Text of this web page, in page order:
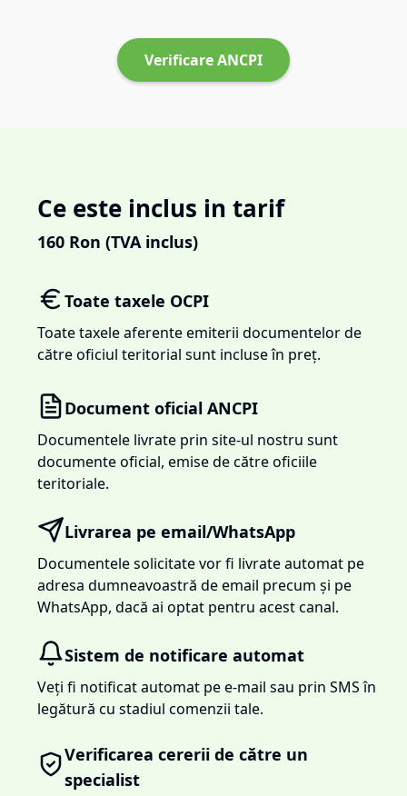
Verificare ANCPI
Ce este inclus in tarif
160 Ron (TVA inclus)
Toate taxele OCPI
Toate taxele aferente emiterii documentelor de
către oficiul teritorial sunt incluse în preț.
Document oficial ANCPI
Documentele livrate prin site-ul nostru sunt
documente oficial, emise de către oficiile
teritoriale.
Livrarea pe email/WhatsApp
Documentele solicitate vor fi livrate automat pe
adresa dumneavoastră de email precum și pe
WhatsApp, dacă ai optat pentru acest canal.
Sistem de notificare automat
Veți fi notificat automat pe e-mail sau prin SMS în
legătură cu stadiul comenzii tale.
Verificarea cererii de către un
specialist